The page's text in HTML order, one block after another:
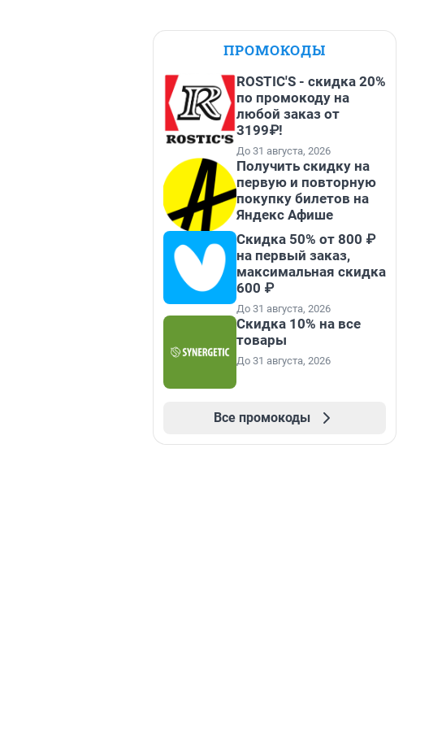
ПРОМОКОДЫ
ROSTIC'S - скидка 20%
по промокоду на
любой заказ от
3199₽!
До 31 августа, 2026
Получить скидку на
первую и повторную
покупку билетов на
Яндекс Афише
Скидка 50% от 800 ₽
на первый заказ,
максимальная скидка
600 ₽
До 31 августа, 2026
Скидка 10% на все
товары
До 31 августа, 2026
Все промокоды